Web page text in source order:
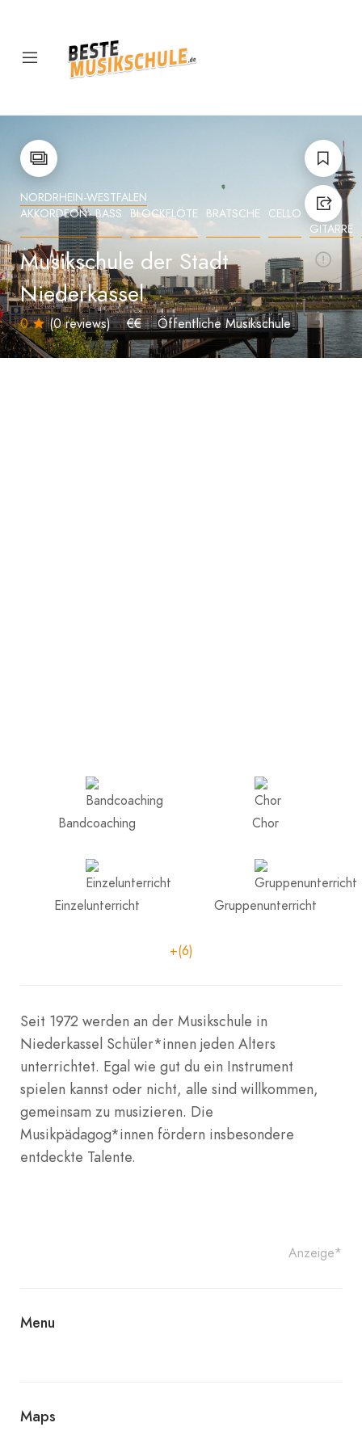
NORDRHEIN-WESTFALEN
AKKORDEON BASS BLOCKFLÖTE BRATSCHE CELLO E-
GITARRE
Musikschule der Stadt
Niederkassel
0 (0 reviews) €€ Öffentliche Musikschule
Bandcoaching Chor
Einzelunterricht Gruppenunterricht
+(6)
Seit 1972 werden an der Musikschule in
Niederkassel Schüler*innen jeden Alters
unterrichtet. Egal wie gut du ein Instrument
spielen kannst oder nicht, alle sind willkommen,
gemeinsam zu musizieren. Die
Musikpädagog*innen fördern insbesondere
entdeckte Talente.
Anzeige*
Menu
Maps